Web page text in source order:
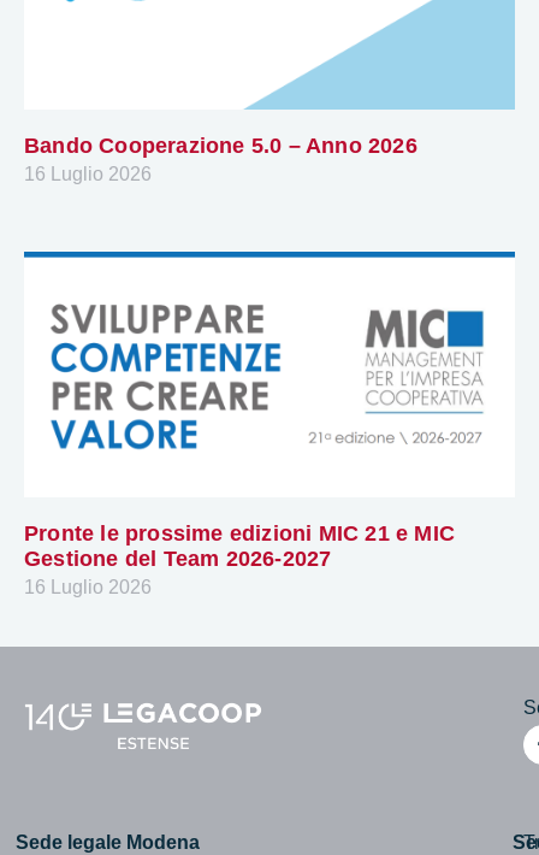
Bando Cooperazione 5.0 – Anno 2026
16 Luglio 2026
Pronte le prossime edizioni MIC 21 e MIC
Gestione del Team 2026-2027
16 Luglio 2026
Sede legale Modena